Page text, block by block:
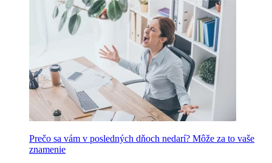
Prečo sa vám v posledných dňoch nedarí? Môže za to vaše
znamenie